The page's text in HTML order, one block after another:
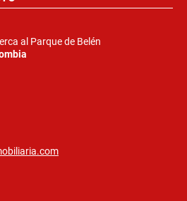
al Parque de Belén